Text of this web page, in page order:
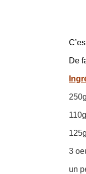
De
3
un